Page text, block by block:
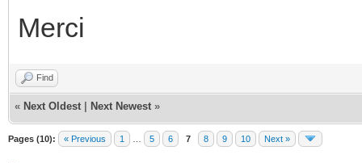
Merci
Find
« Next Oldest Next Newest »
Pages (10): « Previous 1 5 6 7 8 9 10 Next »